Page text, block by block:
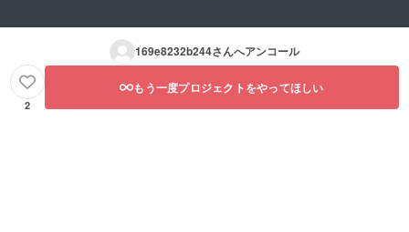
169e8232b244さんへアンコール
2
もう一度プロジェクトをやってほしい